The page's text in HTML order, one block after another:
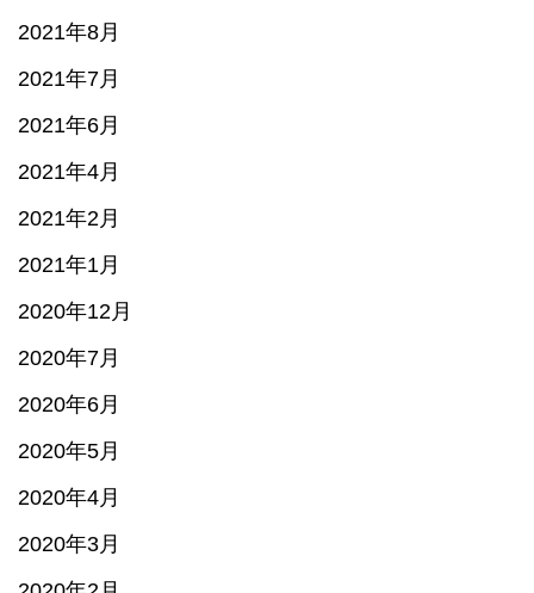
2021年8月
2021年7月
2021年6月
2021年4月
2021年2月
2021年1月
2020年12月
2020年7月
2020年6月
2020年5月
2020年4月
2020年3月